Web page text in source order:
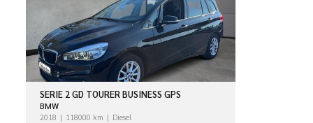
SERIE 2 GD TOURER BUSINESS GPS
BMW
2018 118000 km Diesel